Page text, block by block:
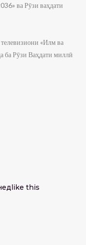
ва Рӯзи ваҳдати
«Илм ва
ба Рӯзи Ваҳдати миллӣ
like this